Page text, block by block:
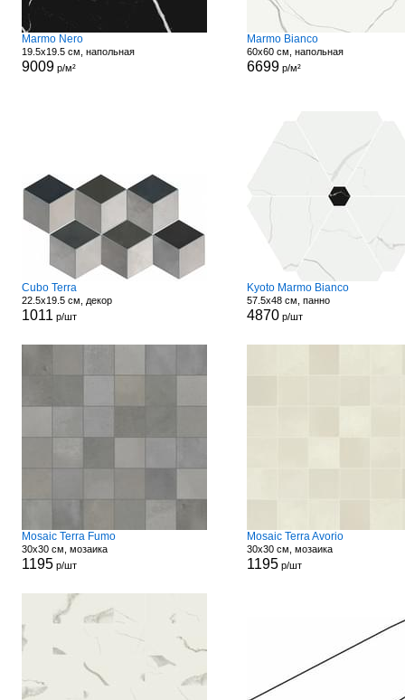
Marmo Nero
19.5x19.5 см, напольная
9009р/м²
Marmo Bianco
60x60 см, напольная
6699р/м²
Cubo Terra
22.5x19.5 см, декор
1011 р/шт
Kyoto Marmo Bianco
57.5x48 см, панно
4870 р/шт
Mosaic Terra Fumo
30x30 см, мозаика
1195р/шт
Mosaic Terra Avorio
30x30 см, мозаика
1195р/шт